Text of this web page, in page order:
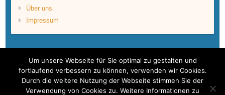
Über uns
Impressum
Copyright © 2026BLUEWAVEFILMS. Theme by ColorlibPowered by
Um unsere Webseite für Sie optimal zu gestalten und
fortlaufend verbessern zu können, verwenden wir Cookies.
Durch die weitere Nutzung der Webseite stimmen Sie der
Verwendung von Cookies zu. Weitere Informationen zu